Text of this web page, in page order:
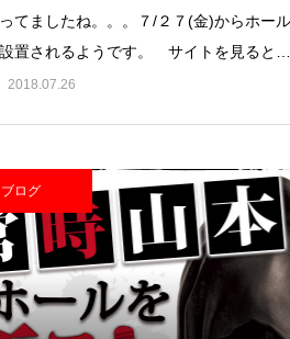
ゴールデンセンター様
大王天王台店様
てましたね。。。７/２７(金)からホール
置されるようです。 サイトを見ると結
ホールが購入するみたい
2018.07.26
ブログ